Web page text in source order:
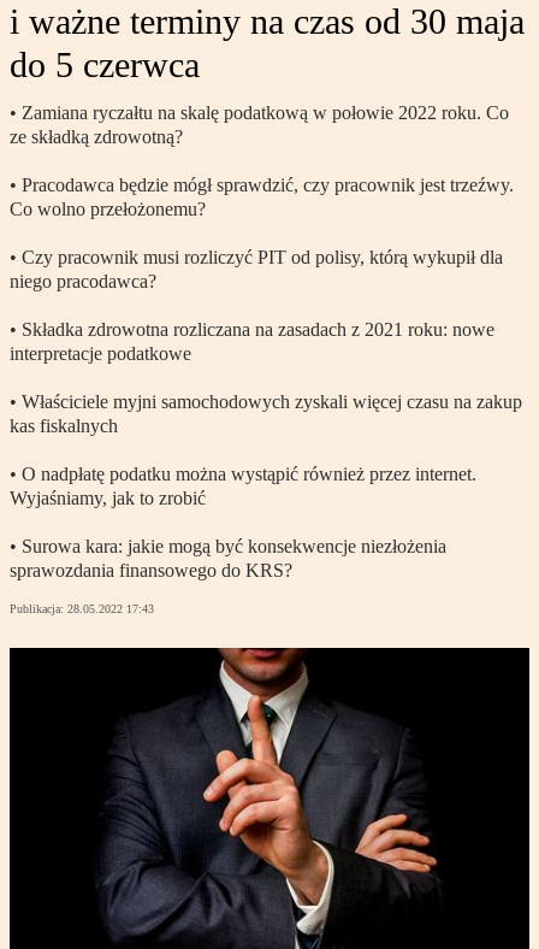
i ważne terminy na czas od 30 maja
do 5 czerwca
• Zamiana ryczałtu na skalę podatkową w połowie 2022 roku. Co
ze składką zdrowotną?
• Pracodawca będzie mógł sprawdzić, czy pracownik jest trzeźwy.
Co wolno przełożonemu?
• Czy pracownik musi rozliczyć PIT od polisy, którą wykupił dla
niego pracodawca?
• Składka zdrowotna rozliczana na zasadach z 2021 roku: nowe
interpretacje podatkowe
• Właściciele myjni samochodowych zyskali więcej czasu na zakup
kas fiskalnych
• O nadpłatę podatku można wystąpić również przez internet.
Wyjaśniamy, jak to zrobić
• Surowa kara: jakie mogą być konsekwencje niezłożenia
sprawozdania finansowego do KRS?
Publikacja: 28.05.2022 17:43